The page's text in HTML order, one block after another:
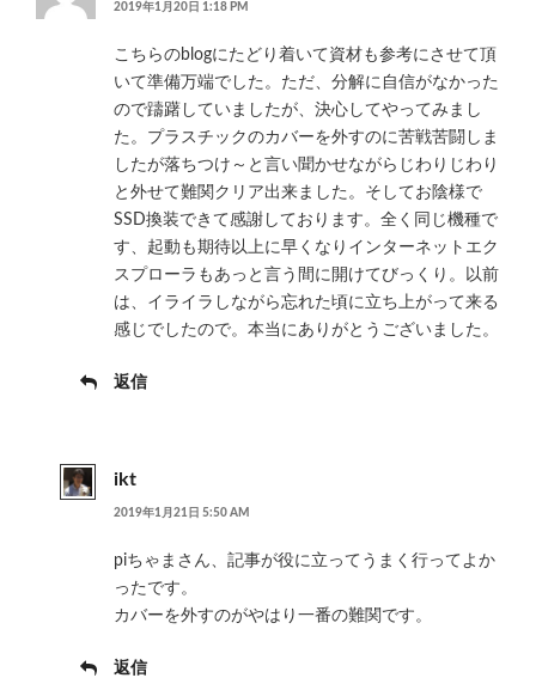
2019年1月20日 1:18 PM
こちらのblogにたどり着いて資材も参考にさせて頂
いて準備万端でした。ただ、分解に自信がなかった
ので躊躇していましたが、決心してやってみまし
た。プラスチックのカバーを外すのに苦戦苦闘しま
したが落ちつけ～と言い聞かせながらじわりじわり
と外せて難関クリア出来ました。そしてお陰様で
SSD換装できて感謝しております。全く同じ機種で
す、起動も期待以上に早くなりインターネットエク
スプローラもあっと言う間に開けてびっくり。以前
は、イライラしながら忘れた頃に立ち上がって来る
感じでしたので。本当にありがとうございました。
返信
ikt
2019年1月21日 5:50 AM
piちゃまさん、記事が役に立ってうまく行ってよか
ったです。
カバーを外すのがやはり一番の難関です。
返信